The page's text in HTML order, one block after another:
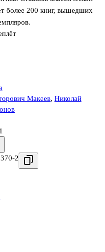
более 200 книг, вышедших
Макеев, Николай
2